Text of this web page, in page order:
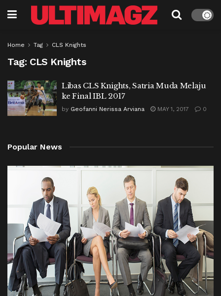
Home Tag CLS Knights
Tag: CLS Knights
Libas CLS Knights, Satria Muda Melaju
ke Final IBL 2017
by Geofanni Nerissa Arviana MAY 1, 2017 0
Popular News